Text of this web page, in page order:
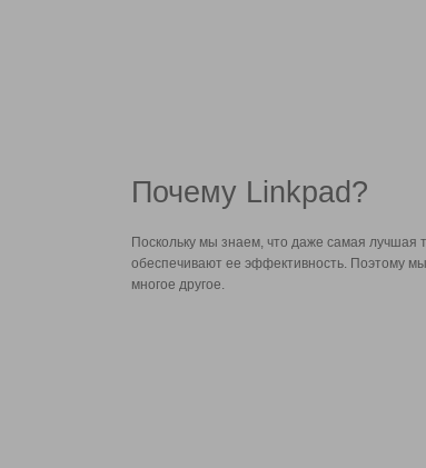
Почему Linkpad?
Поскольку мы знаем, что даже самая лучшая
обеспечивают ее эффективность. Поэтому
многое другое.